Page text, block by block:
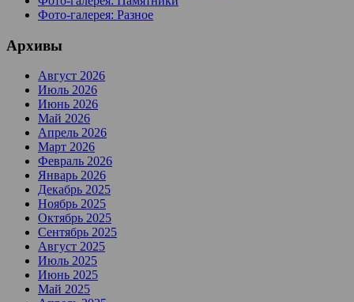
Фото-галерея: Разное
Архивы
Август 2026
Июль 2026
Июнь 2026
Май 2026
Апрель 2026
Март 2026
Февраль 2026
Январь 2026
Декабрь 2025
Ноябрь 2025
Октябрь 2025
Сентябрь 2025
Август 2025
Июль 2025
Июнь 2025
Май 2025